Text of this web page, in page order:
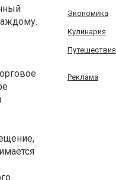
Экономика
Кулинария
Путешествия
Реклама